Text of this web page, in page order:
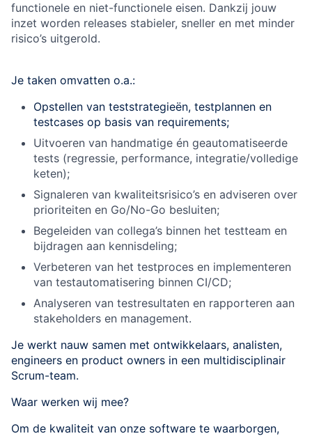
functionele en niet-functionele eisen. Dankzij jouw
inzet worden releases stabieler, sneller en met minder
risico’s uitgerold.
Je taken omvatten o.a.:
Opstellen van teststrategieën, testplannen en
testcases op basis van requirements;
Uitvoeren van handmatige én geautomatiseerde
tests (regressie, performance, integratie/volledige
keten);
Signaleren van kwaliteitsrisico’s en adviseren over
prioriteiten en Go/No-Go besluiten;
Begeleiden van collega’s binnen het testteam en
bijdragen aan kennisdeling;
Verbeteren van het testproces en implementeren
van testautomatisering binnen CI/CD;
Analyseren van testresultaten en rapporteren aan
stakeholders en management.
Je werkt nauw samen met ontwikkelaars, analisten,
engineers en product owners in een multidisciplinair
Scrum-team.
Waar werken wij mee?
Om de kwaliteit van onze software te waarborgen,